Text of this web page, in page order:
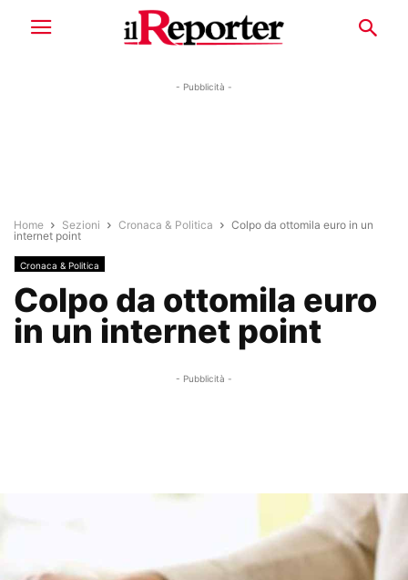
- Pubblicità -
Home Sezioni Cronaca & Politica
Colpo da ottomila euro in un
internet point
Cronaca & Politica
Colpo da ottomila euro
in un internet point
- Pubblicità -